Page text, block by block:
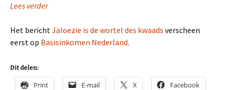
Lees verder
Het berichtJaloezie is de wortel des kwaads verscheen
eerst op Basisinkomen Nederland.
Dit delen:
Print E-mail X Facebook